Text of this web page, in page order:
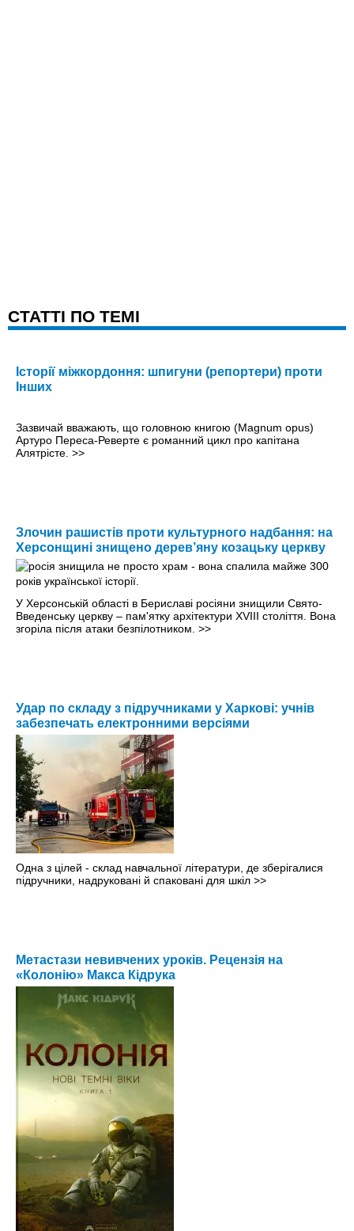
CТАТТІ ПО ТЕМІ
Історії міжкордоння: шпигуни (репортери) проти
Інших
Зазвичай вважають, що головною книгою (Magnum opus)
Артуро Переса-Реверте є романний цикл про капітана
Алятрісте. >>
Злочин рашистів проти культурного надбання: на
Херсонщині знищено дерев’яну козацьку церкву
У Херсонській області в Бериславі росіяни знищили Свято-
Введенську церкву – пам'ятку архітектури XVIII століття. Вона
згоріла після атаки безпілотником. >>
Удар по складу з підручниками у Харкові: учнів
забезпечать електронними версіями
Одна з цілей - склад навчальної літератури, де зберігалися
підручники, надруковані й спаковані для шкіл >>
Метастази невивчених уроків. Рецензія на
«Колонію» Макса Кідрука